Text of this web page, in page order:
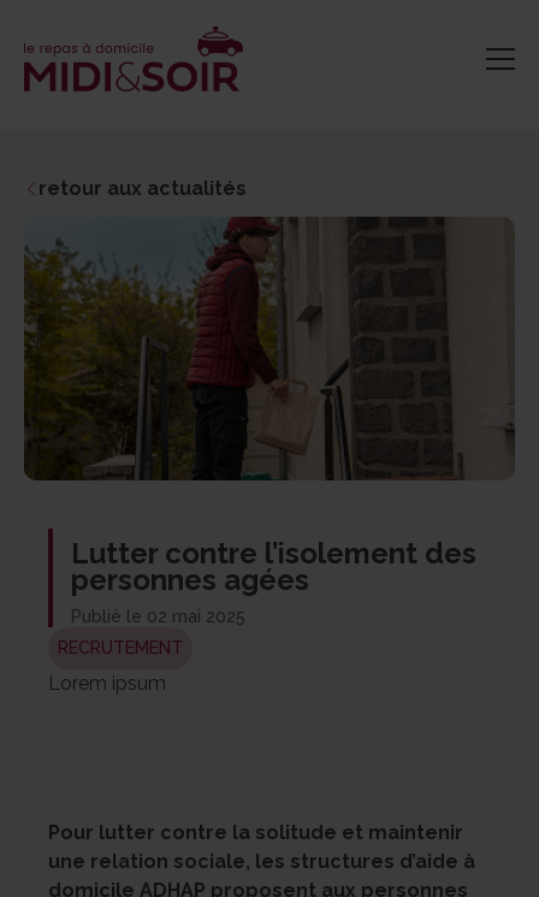
retour aux actualités
Lutter contre l’isolement des
personnes agées
Publié le 02 mai 2025
RECRUTEMENT
Lorem ipsum
Pour lutter contre la solitude et maintenir
une relation sociale, les structures d’aide à
domicile ADHAP proposent aux personnes